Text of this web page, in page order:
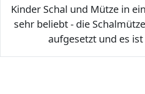
Kinder Schal und Mütze in
sehr beliebt - die
aufgesetzt und es